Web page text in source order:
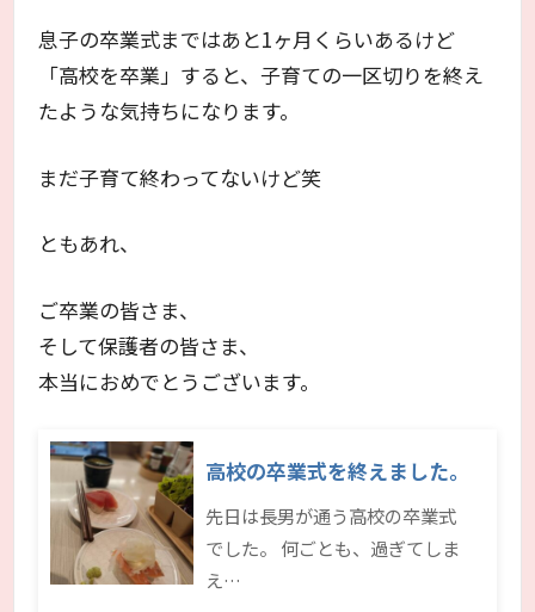
息子の卒業式まではあと1ヶ月くらいあるけど
「高校を卒業」すると、子育ての一区切りを終え
たような気持ちになります。
まだ子育て終わってないけど笑
ともあれ、
ご卒業の皆さま、
そして保護者の皆さま、
本当におめでとうございます。
高校の卒業式を終えました。
先日は長男が通う高校の卒業式
でした。 何ごとも、過ぎてしま
え…